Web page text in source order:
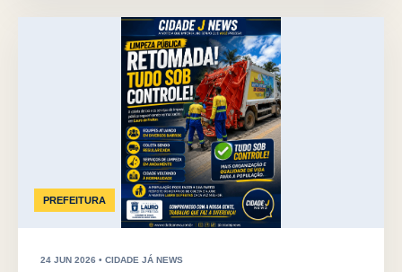
PREFEITURA
24 JUN 2026 • CIDADE JÁ NEWS